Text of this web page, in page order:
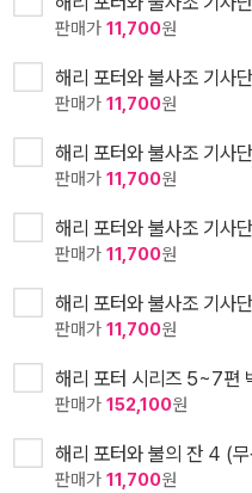
판매가 11,700원
해리 포터와 불사조 기사
판매가 11,700원
해리 포터와 불사조 기사
판매가 11,700원
해리 포터와 불사조 기사
판매가 11,700원
해리 포터와 불사조 기사
판매가 11,700원
해리 포터 시리즈 5~7편
판매가 152,100원
해리 포터와 불의 잔 4 (
판매가 11,700원